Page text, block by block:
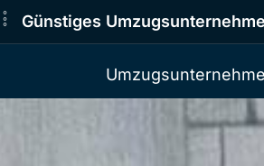
Günstiges